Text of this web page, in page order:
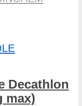
Decathlon
max)